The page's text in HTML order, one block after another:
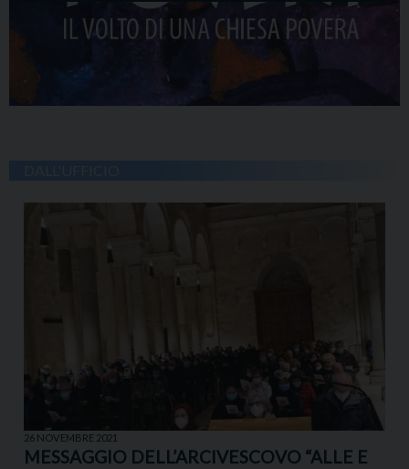
26 NOVEMBRE 2021
MESSAGGIO DELL’ARCIVESCOVO “ALLE E